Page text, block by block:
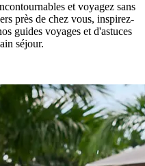
et voyagez sans
près de chez vous, inspirez-
guides voyages et d'astuces
séjour.